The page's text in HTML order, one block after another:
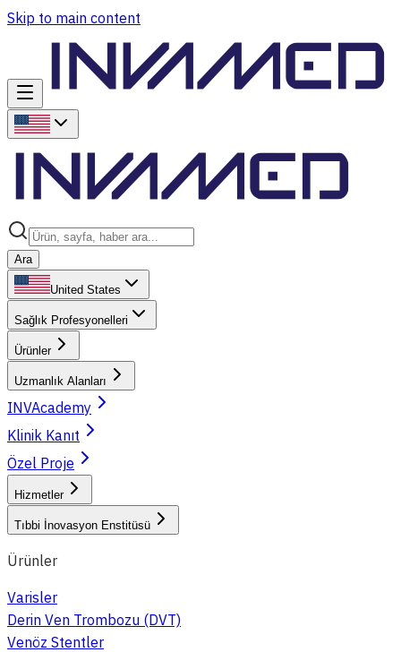
Skip to main content
Ara
United States
Sağlık Profesyonelleri
Ürünler
Uzmanlık Alanları
INVAcademy
Klinik Kanıt
Özel Proje
Hizmetler
Tıbbi İnovasyon Enstitüsü
Ürünler
Varisler
Derin Ven Trombozu (DVT)
Venöz Stentler